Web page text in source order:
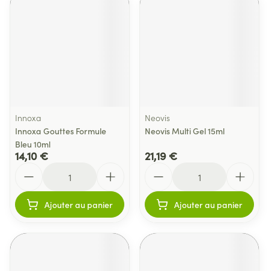
Innoxa
Innoxa Gouttes Formule
Bleu 10ml
14,10 €
Ajouter au panier
Neovis
Neovis Multi Gel 15ml
21,19 €
Ajouter au panier